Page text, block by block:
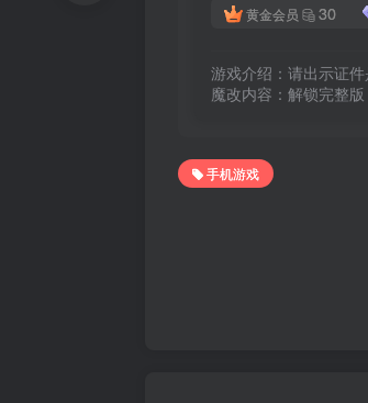
黄金会员
30
游戏介绍：请出示证
魔改内容：解锁完整版
手机游戏